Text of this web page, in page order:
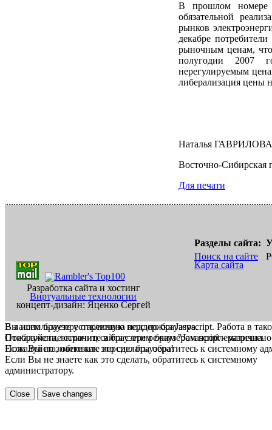
В прошлом номере
обязательной
рынков
декабре
рыночным ценам, что
полугодии 2007
нерегулируемым
либерализация цены
Наталья ГАВРИЛОВА
Восточно-Сибирская
Для печати
Разработка сайта и хостинг
Виртуальные технологии
концепт-дизайн: Яценко Сергей
Разделы сайта:
Поиск на сайте
Карта сайта
В вашем браузере отключена поддержка Jasvscript. Работа в
Пожалуйста, включите в браузере режим "Javascript -
Если Вы не знаете как это сделать, обратитесь к системному
Вы используете устаревшую версию браузера.
Отображение страниц сайта с этим браузером проблематична.
Пожалуйста, обновите версию браузера!
Если Вы не знаете как это сделать, обратитесь к системному
администратору.
Close Save changes